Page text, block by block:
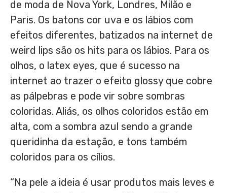
de moda de Nova York, Londres, Milão e
Paris. Os batons cor uva e os lábios com
efeitos diferentes, batizados na internet de
weird lips são os hits para os lábios. Para os
olhos, o latex eyes, que é sucesso na
internet ao trazer o efeito glossy que cobre
as pálpebras e pode vir sobre sombras
coloridas. Aliás, os olhos coloridos estão em
alta, com a sombra azul sendo a grande
queridinha da estação, e tons também
coloridos para os cílios.
“Na pele a ideia é usar produtos mais leves e